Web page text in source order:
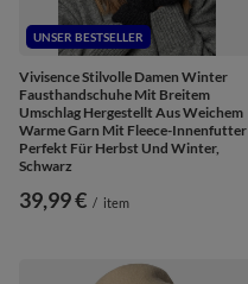
UNSER BESTSELLER
Vivisence Stilvolle Damen Winter
Fausthandschuhe Mit Breitem
Umschlag Hergestellt Aus Weichem
Warme Garn Mit Fleece-Innenfutter
Perfekt Für Herbst Und Winter,
Schwarz
39,99 € / item